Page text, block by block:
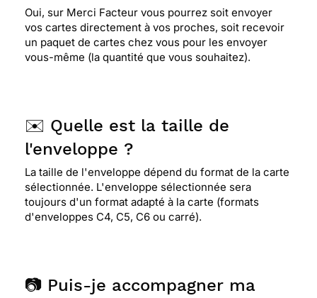
Oui, sur Merci Facteur vous pourrez soit envoyer
vos cartes directement à vos proches, soit recevoir
un paquet de cartes chez vous pour les envoyer
vous-même (la quantité que vous souhaitez).
✉️ Quelle est la taille de
l'enveloppe ?
La taille de l'enveloppe dépend du format de la carte
sélectionnée. L'enveloppe sélectionnée sera
toujours d'un format adapté à la carte (formats
d'enveloppes C4, C5, C6 ou carré).
📷 Puis-je accompagner ma